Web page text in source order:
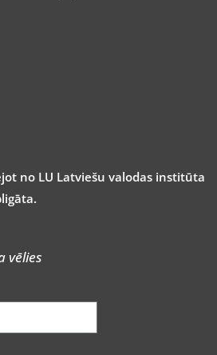
no LU Latviešu valodas institūta
vēlies